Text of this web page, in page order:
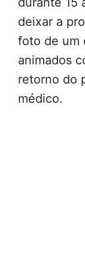
deixar a
foto de um
animados
retorno do
médico.